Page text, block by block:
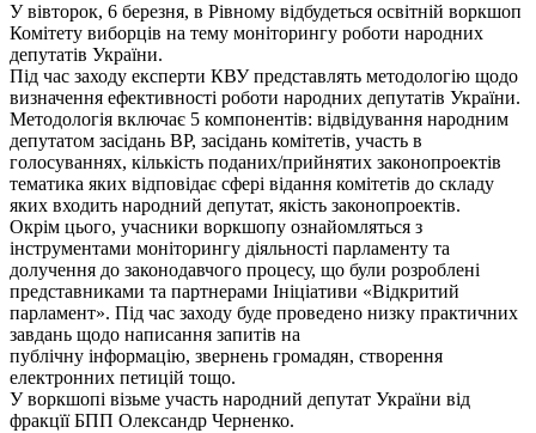
У вівторок, 6 березня, в Рівному відбудеться освітній воркшоп
Комітету виборців на тему моніторингу роботи народних
депутатів України.
Під час заходу експерти КВУ представлять методологію щодо
визначення ефективності роботи народних депутатів України.
Методологія включає 5 компонентів: відвідування народним
депутатом засідань ВР, засідань комітетів, участь в
голосуваннях, кількість поданих/прийнятих законопроектів
тематика яких відповідає сфері відання комітетів до складу
яких входить народний депутат, якість законопроектів.
Окрім цього, учасники воркшопу ознайомляться з
інструментами моніторингу діяльності парламенту та
долучення до законодавчого процесу, що були розроблені
представниками та партнерами Ініціативи «Відкритий
парламент». Під час заходу буде проведено низку практичних
завдань щодо написання запитів на
публічну інформацію, звернень громадян, створення
електронних петицій тощо.
У воркшопі візьме участь народний депутат України від
фракцїї БПП Олександр Черненко.